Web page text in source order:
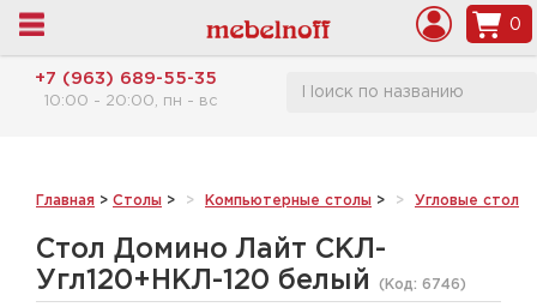
0
+7 (963) 689-55-35
10:00 - 20:00, пн - вс
Главная > Столы > Компьютерные столы > Угловые столы
Стол Домино Лайт СКЛ-
Угл120+НКЛ-120 белый
(Код: 6746)